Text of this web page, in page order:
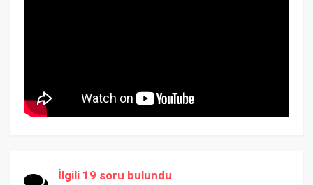
İlgili 19 soru bulundu